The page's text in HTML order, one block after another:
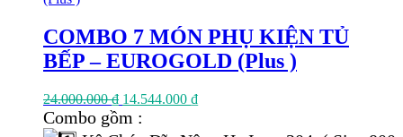
COMBO 7 MÓN PHỤ KIỆN TỦ
BẾP – EUROGOLD (Plus )
24.000.000₫ Giá
gốc
14.544.000 ₫Giá
Combo gồm :